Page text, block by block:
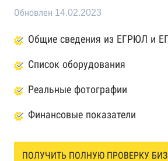
Обновлен 14.02.2023
Общие сведения из ЕГРЮЛ и
Список оборудования
Реальные фотографии
Финансовые показатели
ПОЛУЧИТЬ ПОЛНУЮ ПРОВЕРКУ